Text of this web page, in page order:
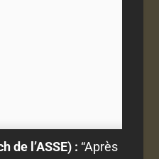
de l’ASSE) : “Après